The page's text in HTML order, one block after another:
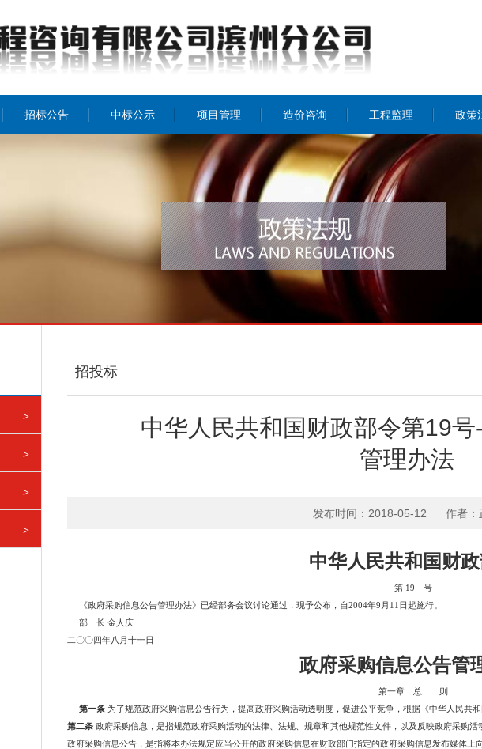
招标公告 中标公示 项目管理 造价咨询 工程监理 政策
招投标 工程监理
>
>
>
>
招投标
中华人民共和国财政部令第19
管理办法
发布时间：2018-05-12 作者：
中华人民共和国财
第 19 号
《政府采购信息公告管理办法》已经部务会议讨论通过，现予公布，自2004年9月11日起施行。
部 长 金人庆
二〇〇四年八月十一日
政府采购信息公告管
第一章 总 则
第一条 为了规范政府采购信息公告行为，提高政府采购活动透明度，促进公平竞争，根据《中华人民共
第二条 政府采购信息，是指规范政府采购活动的法律、法规、规章和其他规范性文件，以及反映政府采购活
政府采购信息公告，是指将本办法规定应当公开的政府采购信息在财政部门指定的政府采购信息发布媒体上